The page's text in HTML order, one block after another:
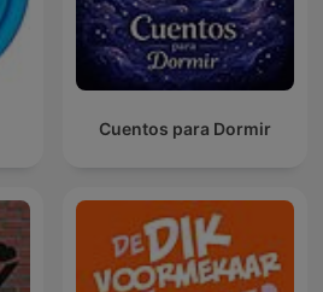
Cuentos para Dormir